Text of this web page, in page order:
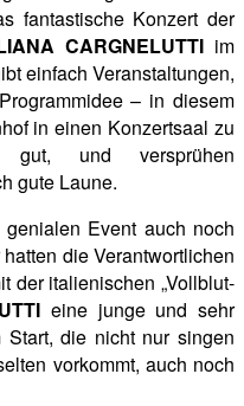
fantastische Konzert der
CARGNELUTTI im
einfach Veranstaltungen,
– in diesem
in einen Konzertsaal zu
gut, und versprühen
gute Laune.
Event auch noch
die Verantwortlichen
der italienischen „Vollblut-
eine junge und sehr
Start, die nicht nur singen
vorkommt, auch noch